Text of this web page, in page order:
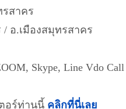
สาคร
อ.เมืองสมุทรสาคร
Skype, Line Vdo Call
อร์ท่านนี้ คลิกที่นี่เลย